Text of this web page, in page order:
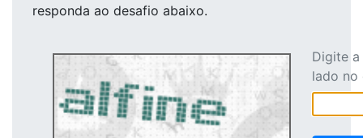
responda ao desafio abaixo.
Digite
lado no